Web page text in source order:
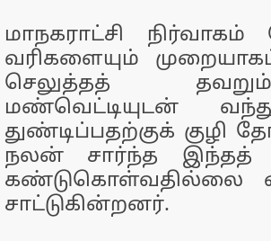
மாநகராட்சி
வரிகளையும்
செலுத்தத்
மண்வெட்டியுடன்
துண்டிப்பதற்குக் குழி
நலன் சார்ந்த இந்தத்
கண்டுகொள்வதில்லை
சாட்டுகின்றனர்.